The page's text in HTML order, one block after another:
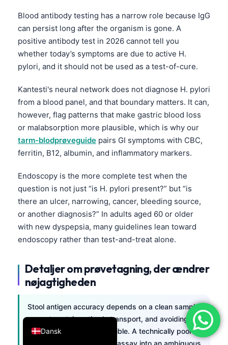
Blood antibody testing has a narrow role because IgG
can persist long after the organism is gone. A
positive antibody test in 2026 cannot tell you
whether today’s symptoms are due to active H.
pylori, and it should not be used as a test-of-cure.
Kantesti's neural network does not diagnose H. pylori
from a blood panel, and that boundary matters. It can,
however, flag patterns that make gastric blood loss
or malabsorption more plausible, which is why our
tarm-blodprøveguide pairs GI symptoms with CBC,
ferritin, B12, albumin, and inflammatory markers.
Endoscopy is the more complete test when the
question is not just “is H. pylori present?” but “is
there an ulcer, narrowing, cancer, bleeding source,
or another diagnosis?” In adults aged 60 or older
with new dyspepsia, many guidelines lean toward
endoscopy rather than test-and-treat alone.
Detaljer om prøvetagning, der ændrer
nøjagtigheden
Stool antigen accuracy depends on a clean sample,
correct container, timely transport, and avoiding
watery dilution when possible. A technically poor
specimen can turn a good assay into an ambiguous
Dansk
العربية
Français
Italiano
Español
Português
Ελληνικά
Română
简体中文
فارسی
Bahasa Indonesia
Հայերեն
Íslenska